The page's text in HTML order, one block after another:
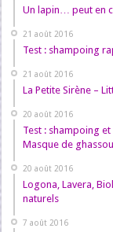
Un lapin… peut en
21 août 2016
Test : shampoing
21 août 2016
La Petite Sirène –
20 août 2016
Test : shampoing
Masque de
20 août 2016
Logona, Lavera,
naturels
7 août 2016